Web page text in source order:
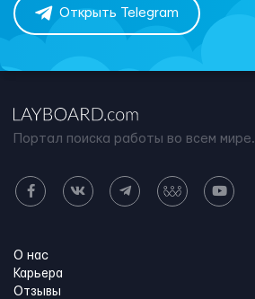
Открыть Telegram
Портал поиска работы во всем мире.
О нас
Карьера
Отзывы